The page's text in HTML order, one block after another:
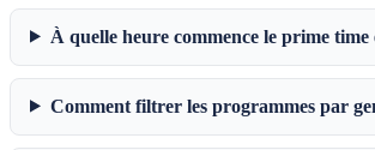
À quelle heure commence le prime time
Comment filtrer les programmes par